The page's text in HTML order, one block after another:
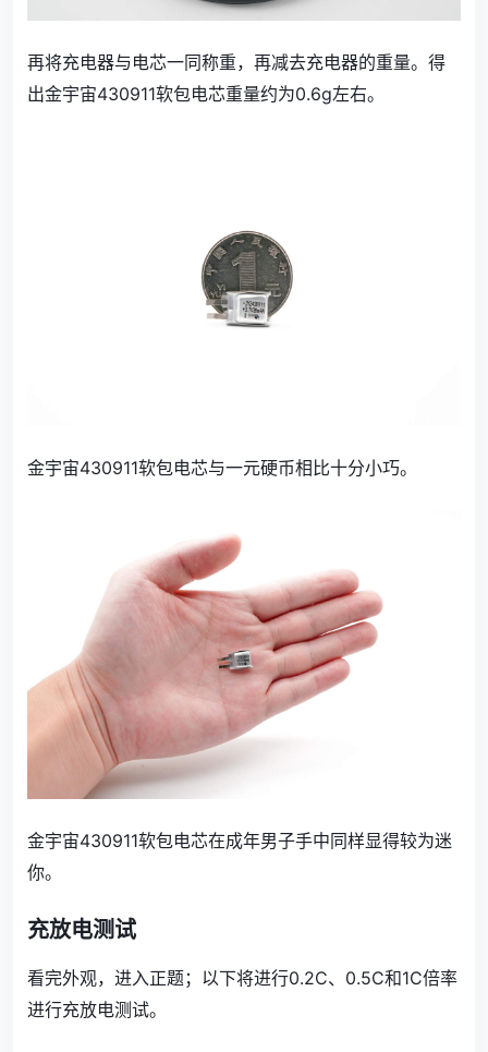
再将充电器与电芯一同称重，再减去充电器的重量。得
出金宇宙430911软包电芯重量约为0.6g左右。
金宇宙430911软包电芯与一元硬币相比十分小巧。
金宇宙430911软包电芯在成年男子手中同样显得较为迷
你。
充放电测试
看完外观，进入正题；以下将进行0.2C、0.5C和1C倍率
进行充放电测试。